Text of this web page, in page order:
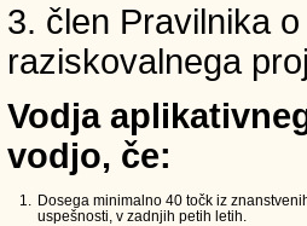
3. člen Pravilnika
raziskovalnega
Vodja
vodjo, če:
1.
Dosega minimalno 40 točk iz
uspešnosti, v zadnjih petih letih.